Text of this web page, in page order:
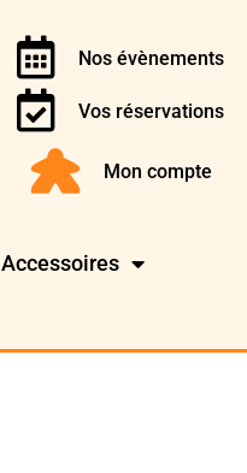
Nos évènements
Vos réservations
Mon compte
Accessoires